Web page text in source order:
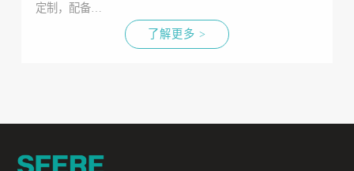
定制，配备…
了解更多 >